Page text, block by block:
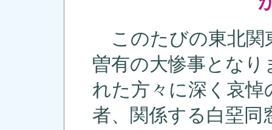
このたびの東北関
曽有の大惨事とな
れた方々に深く哀
者、関係する白堊同